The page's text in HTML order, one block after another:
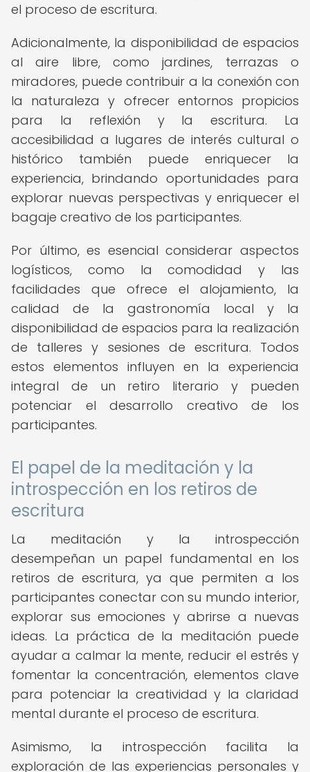
el proceso de escritura.
Adicionalmente, la disponibilidad de espacios
al aire libre, como jardines, terrazas o
miradores, puede contribuir a la conexión con
la naturaleza y ofrecer entornos propicios
para la reflexión y la escritura. La
accesibilidad a lugares de interés cultural o
histórico también puede enriquecer la
experiencia, brindando oportunidades para
explorar nuevas perspectivas y enriquecer el
bagaje creativo de los participantes.
Por último, es esencial considerar aspectos
logísticos, como la comodidad y las
facilidades que ofrece el alojamiento, la
calidad de la gastronomía local y la
disponibilidad de espacios para la realización
de talleres y sesiones de escritura. Todos
estos elementos influyen en la experiencia
integral de un retiro literario y pueden
potenciar el desarrollo creativo de los
participantes.
El papel de la meditación y la
introspección en los retiros de
escritura
La meditación y la introspección
desempeñan un papel fundamental en los
retiros de escritura, ya que permiten a los
participantes conectar con su mundo interior,
explorar sus emociones y abrirse a nuevas
ideas. La práctica de la meditación puede
ayudar a calmar la mente, reducir el estrés y
fomentar la concentración, elementos clave
para potenciar la creatividad y la claridad
mental durante el proceso de escritura.
Asimismo, la introspección facilita la
exploración de las experiencias personales y